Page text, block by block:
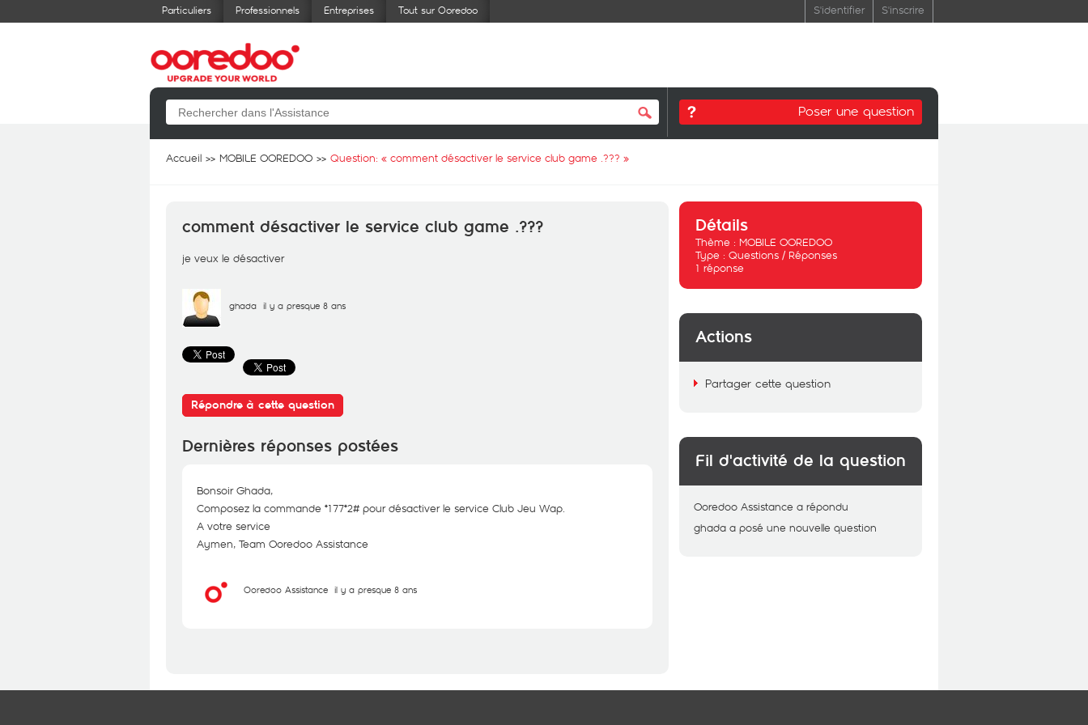
Particuliers Professionnels Entreprises Tout sur Ooredoo S'identifier S'inscrire
Poser une question
Accueil MOBILE OOREDOO Question: « comment désactiver le service club game .??? »
comment désactiver le service club game .???
je veux le désactiver
ghada il y a presque 8 ans
Répondre à cette question
Dernières réponses postées
Bonsoir Ghada,
Composez la commande *177*2# pour désactiver le service Club Jeu Wap.
A votre service
Aymen, Team Ooredoo Assistance
Ooredoo Assistance il y a presque 8 ans
Détails
Thème : MOBILE OOREDOO
Type : Questions / Réponses
1 réponse
Actions
Partager cette question
Fil d'activité de la question
Ooredoo Assistance a répondu
ghada a posé une nouvelle question